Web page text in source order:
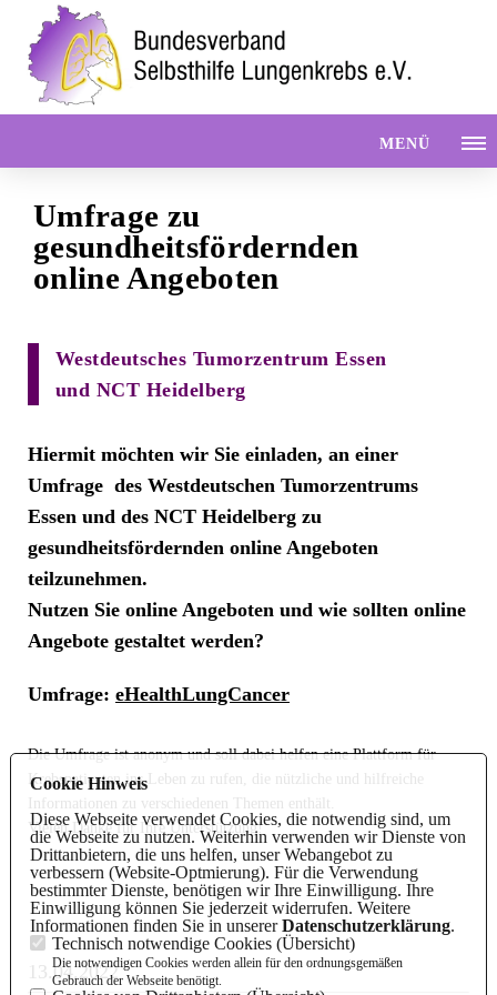
MENÜ
Umfrage zu
gesundheitsfördernden
online Angeboten
Westdeutsches Tumorzentrum Essen
und NCT Heidelberg
Hiermit möchten wir Sie einladen, an einer
Umfrage des Westdeutschen Tumorzentrums
Essen und des NCT Heidelberg zu
gesundheitsfördernden online Angeboten
teilzunehmen.
Nutzen Sie online Angeboten und wie sollten online
Angebote gestaltet werden?
Umfrage: eHealthLungCancer
Die Umfrage ist anonym und soll dabei helfen eine Plattform für
Krebspatienten ins Leben zu rufen, die nützliche und hilfreiche
Informationen zu verschiedenen Themen enthält.
Vielen Danke für Ihre Unterstützung!
13.04.2022
Cookie Hinweis
Diese Webseite verwendet Cookies, die notwendig sind, um
die Webseite zu nutzen. Weiterhin verwenden wir Dienste von
Drittanbietern, die uns helfen, unser Webangebot zu
verbessern (Website-Optmierung). Für die Verwendung
bestimmter Dienste, benötigen wir Ihre Einwilligung. Ihre
Einwilligung können Sie jederzeit widerrufen. Weitere
Informationen finden Sie in unsererDatenschutzerklärung.
Technisch notwendige Cookies (Übersicht)
Die notwendigen Cookies werden allein für den ordnungsgemäßen
Gebrauch der Webseite benötigt.